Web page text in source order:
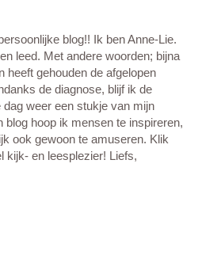
blog!! Ik ben Anne-Lie.
leed. Met andere woorden; bijna
heeft gehouden de afgelopen
de diagnose, blijf ik de
weer een stukje van mijn
blog hoop ik mensen te inspireren,
ook gewoon te amuseren. Klik
kijk- en leesplezier! Liefs,